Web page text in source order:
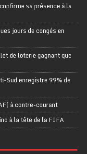
sa présence à la
jours de congés en
de loterie gagnant que
Sud enregistre 99% de
à contre-courant
à la tête de la FIFA